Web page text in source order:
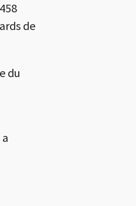
de
du